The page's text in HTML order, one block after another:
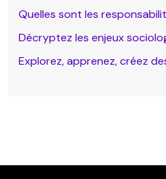
Quelles sont les
Décryptez les enjeux
Explorez, apprenez, créez